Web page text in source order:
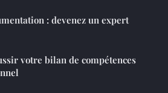
: devenez un expert
votre bilan de compétences